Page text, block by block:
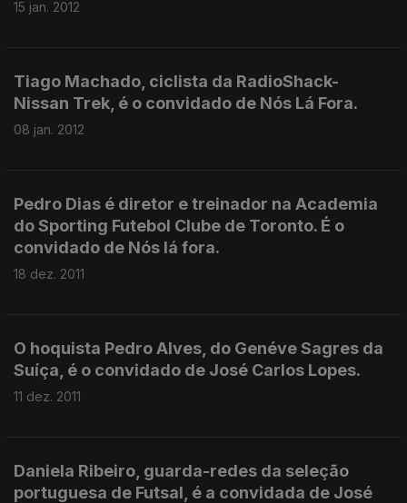
15 jan. 2012
Tiago Machado, ciclista da RadioShack-
Nissan Trek, é o convidado de Nós Lá Fora.
08 jan. 2012
Pedro Dias é diretor e treinador na Academia
do Sporting Futebol Clube de Toronto. É o
convidado de Nós lá fora.
18 dez. 2011
O hoquista Pedro Alves, do Genéve Sagres da
Suíça, é o convidado de José Carlos Lopes.
11 dez. 2011
Daniela Ribeiro, guarda-redes da seleção
portuguesa de Futsal, é a convidada de José